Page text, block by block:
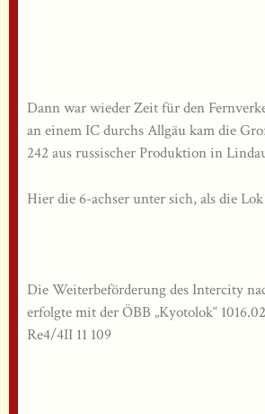
Dann war wieder Zeit für den
an einem IC durchs Allgäu kam die
242 aus russischer Produktion in
Hier die 6-achser unter sich, als die
Die Weiterbeförderung des Intercity
erfolgte mit der ÖBB „Kyotolok“
Re4/4II 11 109